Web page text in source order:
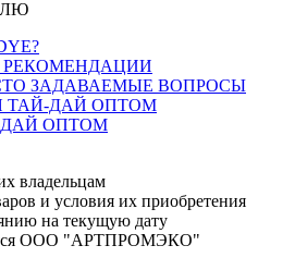
ЗАДАВАЕМЫЕ ВОПРОСЫ
ТАЙ-ДАЙ ОПТОМ
ДАЙ ОПТОМ
владельцам
и условия их приобретения
на текущую дату
ООО "АРТПРОМЭКО"